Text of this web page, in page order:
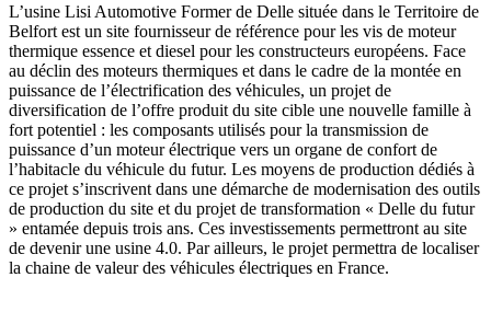
L’usine Lisi Automotive Former de Delle située dans le Territoire de
Belfort est un site fournisseur de référence pour les vis de moteur
thermique essence et diesel pour les constructeurs européens. Face
au déclin des moteurs thermiques et dans le cadre de la montée en
puissance de l’électrification des véhicules, un projet de
diversification de l’offre produit du site cible une nouvelle famille à
fort potentiel : les composants utilisés pour la transmission de
puissance d’un moteur électrique vers un organe de confort de
l’habitacle du véhicule du futur. Les moyens de production dédiés à
ce projet s’inscrivent dans une démarche de modernisation des outils
de production du site et du projet de transformation « Delle du futur
» entamée depuis trois ans. Ces investissements permettront au site
de devenir une usine 4.0. Par ailleurs, le projet permettra de localiser
la chaine de valeur des véhicules électriques en France.